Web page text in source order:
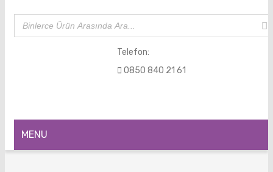
Telefon:
0850 840 21 61
MENU